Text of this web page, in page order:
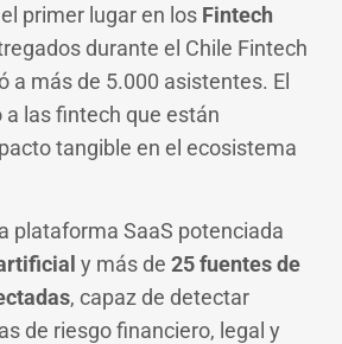
primer lugar en los Fintech
durante el Chile Fintech
a más de 5.000 asistentes. El
las fintech que están
tangible en el ecosistema
plataforma SaaS potenciada
y más de 25 fuentes de
, capaz de detectar
de riesgo financiero, legal y